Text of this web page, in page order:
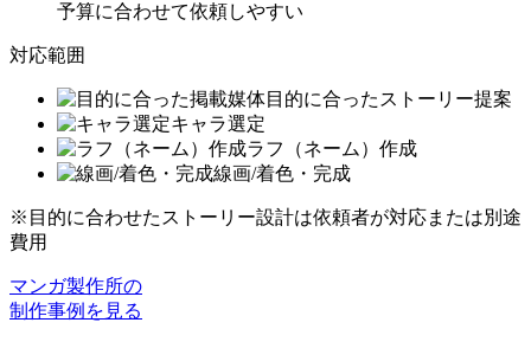
予算に合わせて依頼しやすい
対応範囲
目的に合ったストーリー提案
キャラ選定
ラフ（ネーム）作成
線画/着色・完成
※目的に合わせたストーリー設計は依頼者が対応または別途
費用
マンガ製作所の
制作事例を見る